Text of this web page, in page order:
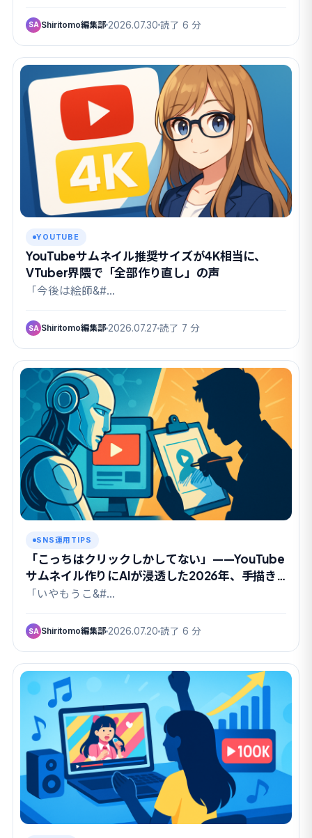
SA Shiritomo編集部 2026.07.30 読了 6 分
YOUTUBE
YouTubeサムネイル推奨サイズが4K相当に、
VTuber界隈で「全部作り直し」の声
「今後は絵師&#…
SA Shiritomo編集部 2026.07.27 読了 7 分
SNS運用TIPS
「こっちはクリックしかしてない」——YouTube
サムネイル作りにAIが浸透した2026年、手描き
派との攻防
「いやもうこ&#…
SA Shiritomo編集部 2026.07.20 読了 6 分